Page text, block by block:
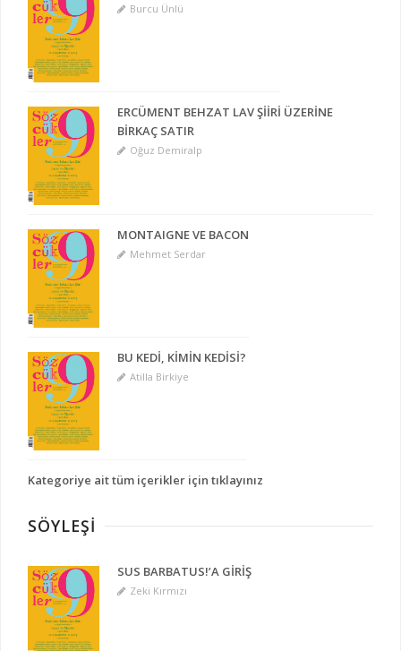
Burcu Ünlü
ERCÜMENT BEHZAT LAV ŞİİRİ ÜZERİNE
BİRKAÇ SATIR
Oğuz Demiralp
MONTAIGNE VE BACON
Mehmet Serdar
BU KEDİ, KİMİN KEDİSİ?
Atilla Birkiye
Kategoriye ait tüm içerikler için tıklayınız
SÖYLEŞI
SUS BARBATUS!’A GİRİŞ
Zeki Kırmızı